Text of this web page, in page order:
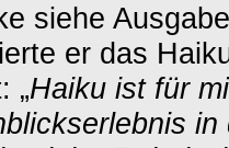
siehe
er das
„Haiku ist für